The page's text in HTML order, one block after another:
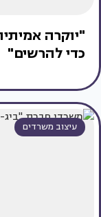
"יוקרה
כדי להרשים"
עיצוב משרדים